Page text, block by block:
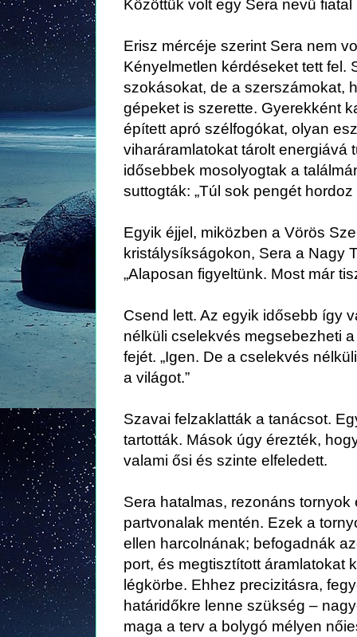
Közöttük volt egy Sera nevű fiatal
Erisz mércéje szerint Sera nem
Kényelmetlen kérdéseket tett fel.
szokásokat, de a szerszámokat,
gépeket is szerette. Gyerekként
épített apró szélfogókat, olyan
viharáramlatokat tárolt energiává
idősebbek mosolyogtak a
suttogták: „Túl sok pengét hordoz
Egyik éjjel, miközben a Vörös
kristálysíkságokon, Sera a Nagy
„Alaposan figyeltünk. Most már
Csend lett. Az egyik idősebb így
nélküli cselekvés megsebezheti
fejét. „Igen. De a cselekvés
a világot.”
Szavai felzaklatták a tanácsot.
tartották. Mások úgy érezték,
valami ősi és szinte elfeledett.
Sera hatalmas, rezonáns
partvonalak mentén. Ezek a
ellen harcolnának; befogadnák
port, és megtisztított áramlatokat
légkörbe. Ehhez precizitásra,
határidőkre lenne szükség –
maga a terv a bolygó mélyen